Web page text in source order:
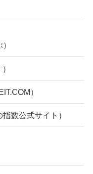
）
数公式サイト）